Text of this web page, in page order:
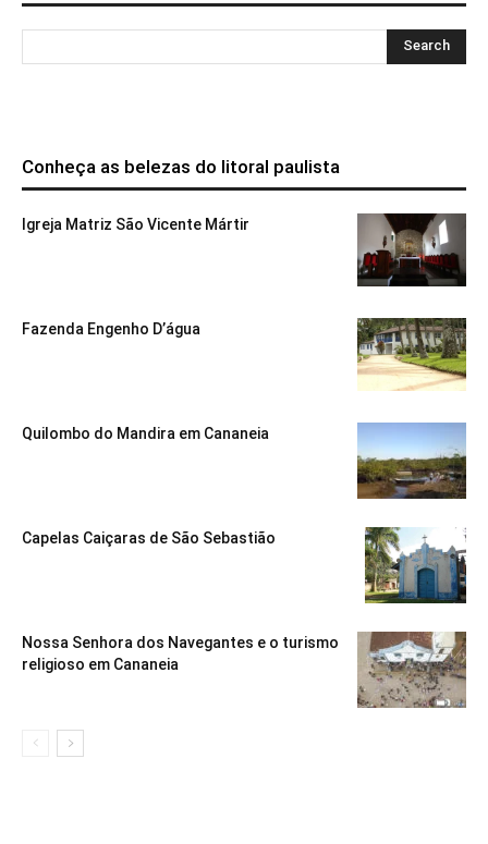
Conheça as belezas do litoral paulista
Igreja Matriz São Vicente Mártir
Fazenda Engenho D’água
Quilombo do Mandira em Cananeia
Capelas Caiçaras de São Sebastião
Nossa Senhora dos Navegantes e o turismo
religioso em Cananeia